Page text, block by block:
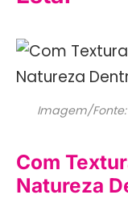
Imagem/
Com
Natureza